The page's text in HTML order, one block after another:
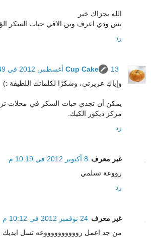
الله يجزاك خير
بس ودي اعرف وين الاقي حبات السكر
رد
Cup Cake
13 أغسطس 2012 في 3:49 ص
وإياكِ عزيزتي، وشكرًا لكلماتك اللطيفة :)
يمكن أن تجدي حبات السكر في محلات
مركز ديكور الكيك.
رد
غير معرف 8 أكتوبر 2012 في 10:19 م
رووعة تسلمي
رد
غير معرف 24 نوفمبر 2012 في 10:12 م
من جد اعمل رووووووووووعه تسل ايديك